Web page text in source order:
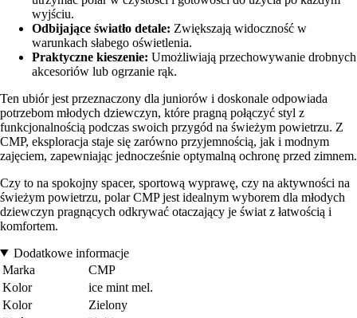
wyjściu.
Odbijające światło detale: Zwiększają widoczność w
warunkach słabego oświetlenia.
Praktyczne kieszenie: Umożliwiają przechowywanie drobnych
akcesoriów lub ogrzanie rąk.
Ten ubiór jest przeznaczony dla juniorów i doskonale odpowiada
potrzebom młodych dziewczyn, które pragną połączyć styl z
funkcjonalnością podczas swoich przygód na świeżym powietrzu. Z
CMP, eksploracja staje się zarówno przyjemnością, jak i modnym
zajęciem, zapewniając jednocześnie optymalną ochronę przed zimnem.
Czy to na spokojny spacer, sportową wyprawę, czy na aktywności na
świeżym powietrzu, polar CMP jest idealnym wyborem dla młodych
dziewczyn pragnących odkrywać otaczający je świat z łatwością i
komfortem.
Dodatkowe informacje
Marka
CMP
Kolor
ice mint mel.
Kolor
Zielony